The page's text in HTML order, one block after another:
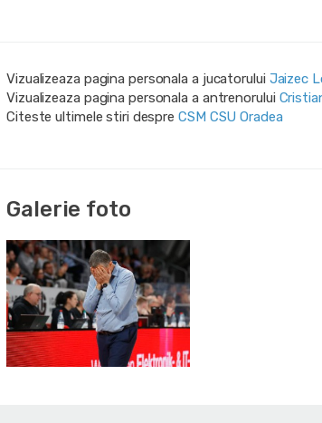
Vizualizeaza pagina personala a jucatorului Jaizec
Vizualizeaza pagina personala a antrenorului
Citeste ultimele stiri despre CSM CSU Oradea
Galerie foto